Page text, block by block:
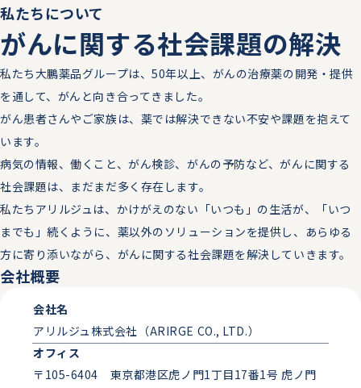
2024.12.15 トピックス
アリルジュSUPPORT「慶應義塾大学医学部主催健康医療
ベンチャー大賞」第9回大会ヘルスケアシステムリーグ優
勝、CRIK信濃町特別賞、オーディエンス賞を受賞しまし
た。
2024.10.31 ニュースリリース
アリルジュ 国立がん研究センターとがん患者さんの就労
支援に関する共同研究を開始
2024.10.01
アリルジュLEARNING 自社販売を開始
2024.08.23
私たちについて
がんに関する社会課題の解決
私たち大鵬薬品グループは、50年以上、がんの治療薬の開発・提供
を通して、がんと向き合ってきました。
がん患者さんやご家族は、薬では解決できない不安や課題を抱えて
います。​
病気の情報、働くこと、がん検診、がんの予防など、がんに関する
社会課題は、まだまだ多く存在します。
​ 私たちアリルジュは、かけがえのない「いつも」の生活が、「いつ
までも」続くように、薬以外のソリューションを提供し、あらゆる
方に寄り添いながら、がんに関する社会課題を解決していきます。
会社概要
会社名
アリルジュ株式会社（ARIRGE CO., LTD.）
オフィス
〒105-6404 東京都港区虎ノ門1丁目17番1号 虎ノ門